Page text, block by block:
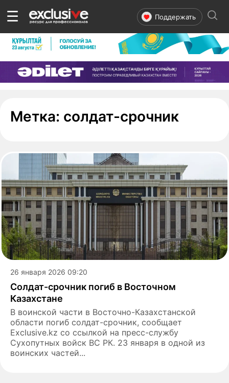
☰ Поддержать
Метка: солдат-срочник-
26 января 2026 09:20
Солдат-срочник погиб в Восточном
Казахстане
В воинской части в Восточно-Казахстанской
области погиб солдат-срочник, сообщает
Exclusive.kz со ссылкой на пресс-службу
Сухопутных войск ВС РК. 23 января в одной из
воинских частей...